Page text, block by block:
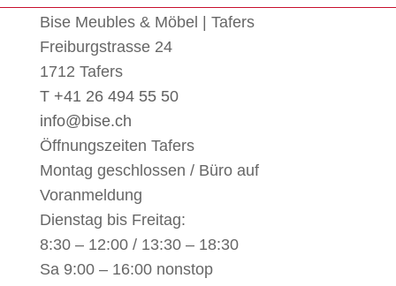
1'515.00CHF.
Bise Meubles & Möbel | Tafers
Freiburgstrasse 24
1712 Tafers
T +41 26 494 55 50
info@bise.ch
Öffnungszeiten Tafers
Montag geschlossen / Büro auf
Voranmeldung
Dienstag bis Freitag:
8:30 – 12:00 / 13:30 – 18:30
Sa 9:00 – 16:00 nonstop